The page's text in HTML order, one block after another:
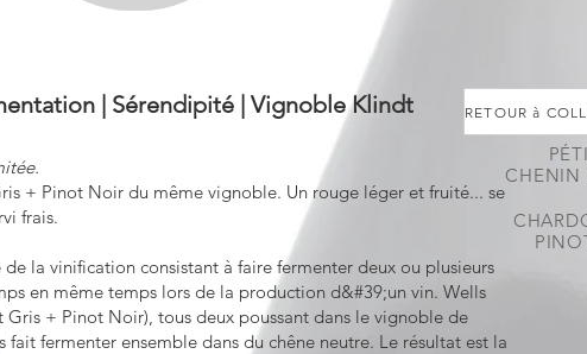
| Sérendipité | Vignoble Klindt
+ Pinot Noir du même vignoble. Un rouge léger et fruité... se
frais.
la vinification consistant à faire fermenter deux ou plusieurs
en même temps lors de la production d&#39;un vin. Wells
Gris + Pinot Noir), tous deux poussant dans le vignoble de
fait fermenter ensemble dans du chêne neutre. Le résultat est la
CHENIN